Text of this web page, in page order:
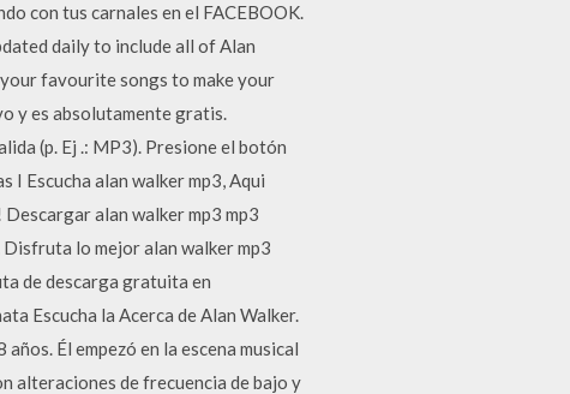
con tus carnales en el FACEBOOK.
daily to include all of Alan
favourite songs to make your
y es absolutamente gratis.
(p. Ej .: MP3). Presione el botón
I Escucha alan walker mp3, Aqui
alan walker mp3 mp3
lo mejor alan walker mp3
de descarga gratuita en
Escucha la Acerca de Alan Walker.
Él empezó en la escena musical
alteraciones de frecuencia de bajo y